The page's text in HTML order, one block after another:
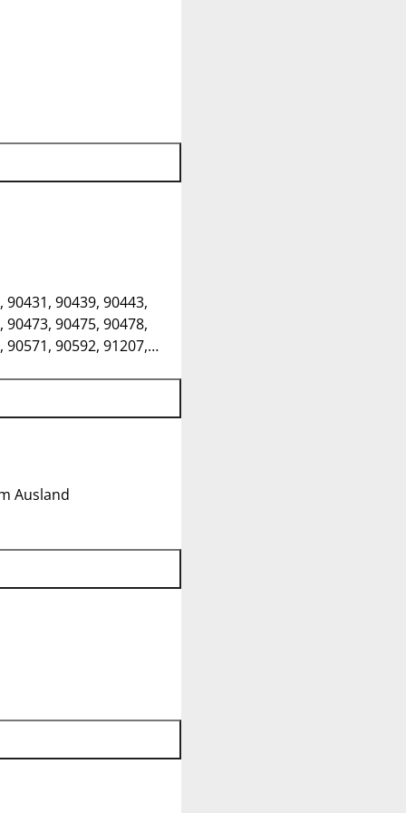
90431, 90439, 90443,
90473, 90475, 90478,
90571, 90592, 91207,
Ausland